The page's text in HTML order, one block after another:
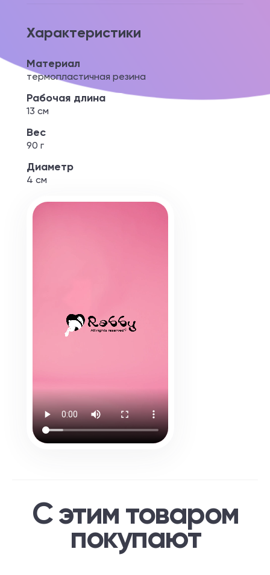
Характеристики
Материал
термопластичная резина
Рабочая длина
13 см
Вес
90 г
Диаметр
4 см
С этим товаром
покупают